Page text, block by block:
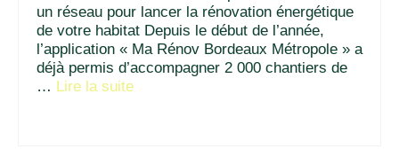
un réseau pour lancer la rénovation énergétique
de votre habitat Depuis le début de l’année,
l’application « Ma Rénov Bordeaux Métropole » a
déjà permis d’accompagner 2 000 chantiers de
… Lire la suite­­